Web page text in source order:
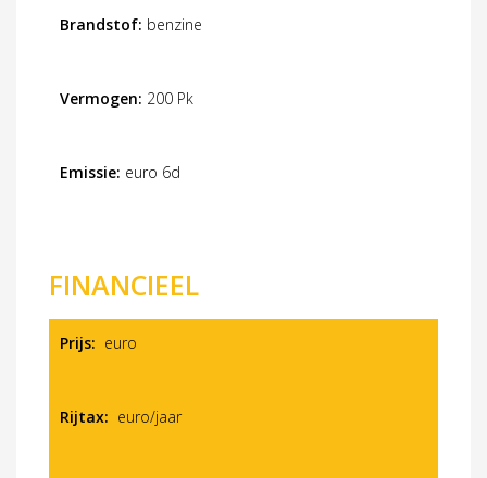
Brandstof: benzine
Vermogen: 200 Pk
Emissie: euro 6d
FINANCIEEL
Prijs: euro
Rijtax: euro/jaar